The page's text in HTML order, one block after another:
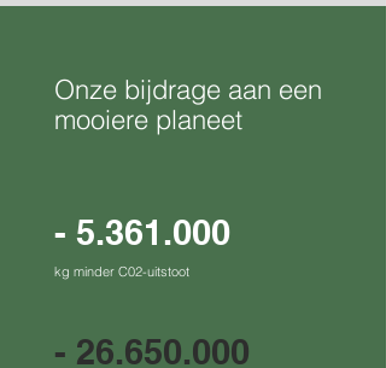
Onze bijdrage aan een
mooiere planeet
- 5.361.000
kg minder C02-uitstoot
- 26.650.000